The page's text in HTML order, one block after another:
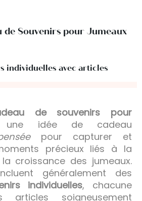
de Souvenirs pour Jumeaux
individuelles avec articles
de souvenirs pour
idée de cadeau
pour capturer et
précieux liés à la
croissance des jumeaux.
généralement des
individuelles, chacune
articles soigneusement